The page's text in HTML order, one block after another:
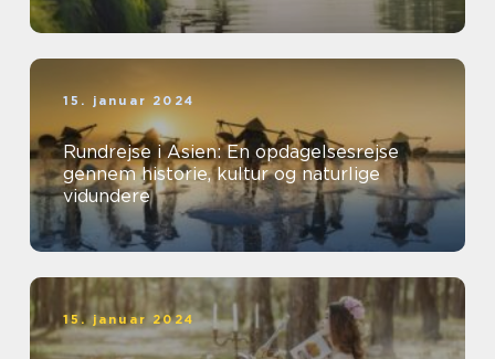
15. januar 2024
Rundrejse i Asien: En opdagelsesrejse
gennem historie, kultur og naturlige
vidundere
15. januar 2024